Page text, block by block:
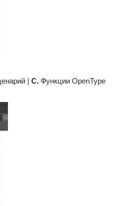
| C. Функции OpenType